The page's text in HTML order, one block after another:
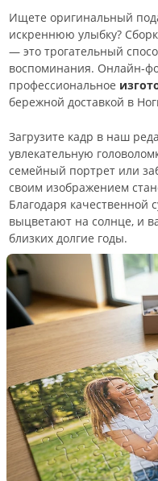
Ищете оригинальный
искреннюю улыбку?
— это трогательный
воспоминания. Онлайн-
профессиональное
бережной доставкой в
Загрузите кадр в наш
увлекательную
семейный портрет или
своим изображением
Благодаря качественной
выцветают на солнце, и
близких долгие годы.